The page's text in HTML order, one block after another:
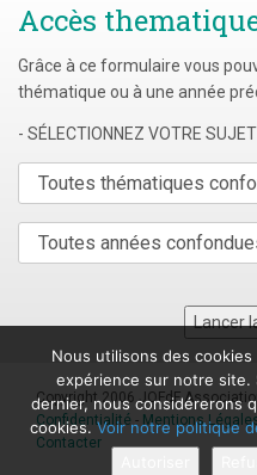
Accès
Grâce à ce formulaire vous
thématique ou à une année
- SÉLECTIONNEZ VOTRE SUJET
Nous utilisons des
expérience sur notre site.
dernier, nous considérerons
cookies.Voir notre politique
Copyright 2006 JOFdF
Confidentialité - Mentions
Contacter